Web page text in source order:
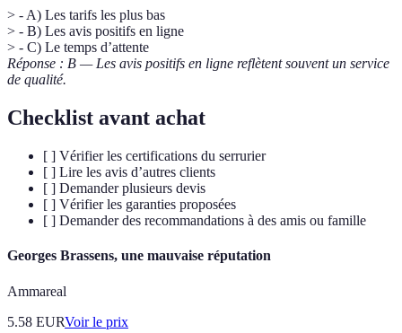
> - A) Les tarifs les plus bas
> - B) Les avis positifs en ligne
> - C) Le temps d’attente
Réponse : B — Les avis positifs en ligne reflètent souvent un service
de qualité.
Checklist avant achat
[ ] Vérifier les certifications du serrurier
[ ] Lire les avis d’autres clients
[ ] Demander plusieurs devis
[ ] Vérifier les garanties proposées
[ ] Demander des recommandations à des amis ou famille
Georges Brassens, une mauvaise réputation
Ammareal
5.58 EURVoir le prix